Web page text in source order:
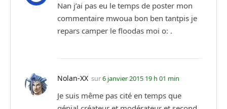
Nan j’ai pas eu le temps de poster mon
commentaire mwoua bon ben tantpis je
repars camper le floodas moi o: .
Nolan-XX sur6 janvier 2015 19 h 01 min
Je suis même pas cité en temps que